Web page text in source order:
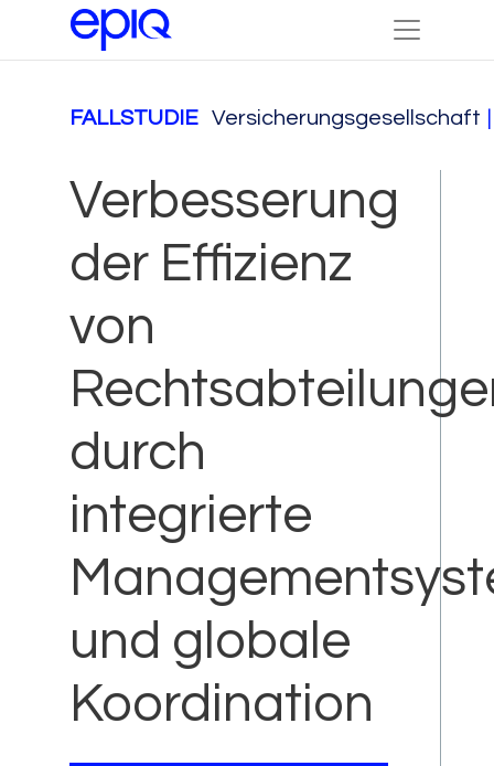
FALLSTUDIE Versicherungsgesellschaft
Verbesserung
der Effizienz
von
durch
integrierte
und globale
Koordination